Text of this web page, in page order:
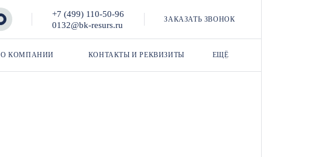
+7 (499) 110-50-96
0132@bk-resurs.ru
ЗАКАЗАТЬ ЗВОНОК
О КОМПАНИИ КОНТАКТЫ И РЕКВИЗИТЫ ЕЩЁ